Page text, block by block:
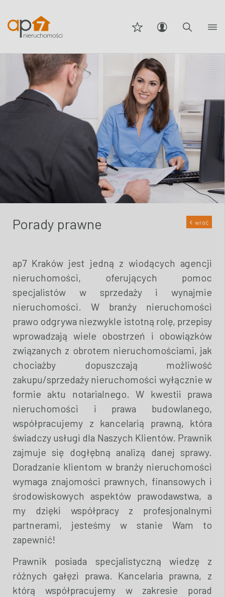
Porady prawne wróć
ap7 Kraków jest jedną z wiodących agencji
nieruchomości, oferujących pomoc
specjalistów w sprzedaży i wynajmie
nieruchomości. W branży nieruchomości
prawo odgrywa niezwykle istotną rolę, przepisy
wprowadzają wiele obostrzeń i obowiązków
związanych z obrotem nieruchomościami, jak
chociażby dopuszczają możliwość
zakupu/sprzedaży nieruchomości wyłącznie w
formie aktu notarialnego. W kwestii prawa
nieruchomości i prawa budowlanego,
współpracujemy z kancelarią prawną, która
świadczy usługi dla Naszych Klientów. Prawnik
zajmuje się dogłębną analizą danej sprawy.
Doradzanie klientom w branży nieruchomości
wymaga znajomości prawnych, finansowych i
środowiskowych aspektów prawodawstwa, a
my dzięki współpracy z profesjonalnymi
partnerami, jesteśmy w stanie Wam to
zapewnić!
Prawnik posiada specjalistyczną wiedzę z
różnych gałęzi prawa. Kancelaria prawna, z
którą współpracujemy w zakresie porad